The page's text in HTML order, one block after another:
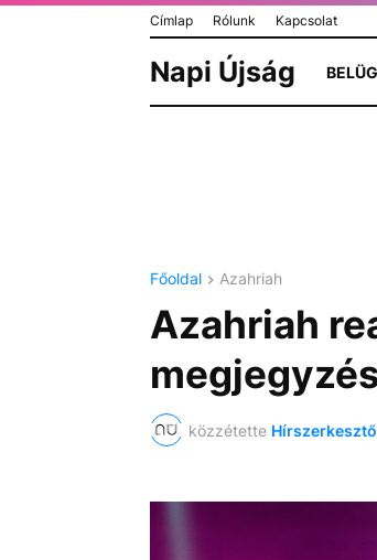
Címlap Rólunk Kapcsolat
Napi Újság
Főoldal Azahriah
Azahriah
közzétette Hírszerkesztő